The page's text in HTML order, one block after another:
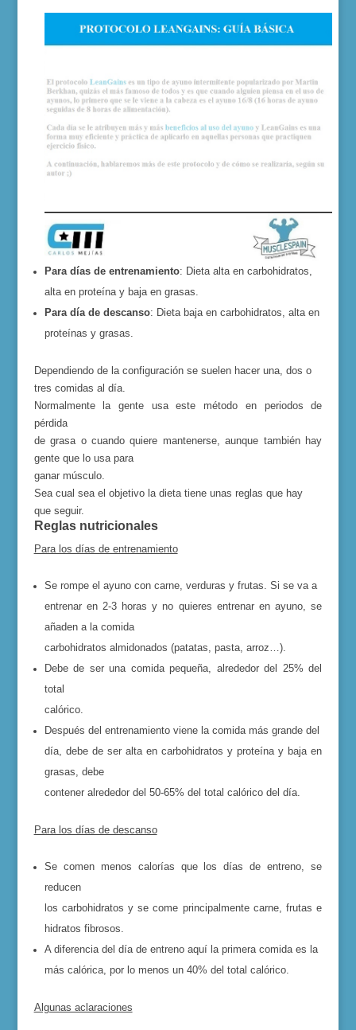
Para días de entrenamiento: Dieta alta en carbohidratos,
alta en proteína y baja en grasas.
Para día de descanso: Dieta baja en carbohidratos, alta en
proteínas y grasas.
Dependiendo de la configuración se suelen hacer una, dos o
tres comidas al día.
Normalmente la gente usa este método en periodos de
pérdida
de grasa o cuando quiere mantenerse, aunque también hay
gente que lo usa para
ganar músculo.
Sea cual sea el objetivo la dieta tiene unas reglas que hay
que seguir.
Reglas nutricionales
Para los días de entrenamiento
Se rompe el ayuno con carne, verduras y frutas. Si se va a
entrenar en 2-3 horas y no quieres entrenar en ayuno, se
añaden a la comida
carbohidratos almidonados (patatas, pasta, arroz…).
Debe de ser una comida pequeña, alrededor del 25% del
total
calórico.
Después del entrenamiento viene la comida más grande del
día, debe de ser alta en carbohidratos y proteína y baja en
grasas, debe
contener alrededor del 50-65% del total calórico del día.
Para los días de descanso
Se comen menos calorías que los días de entreno, se
reducen
los carbohidratos y se come principalmente carne, frutas e
hidratos fibrosos.
A diferencia del día de entreno aquí la primera comida es la
más calórica, por lo menos un 40% del total calórico.
Algunas aclaraciones